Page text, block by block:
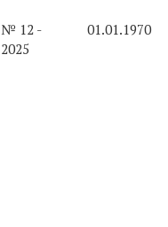
№ 12 -
2025
01.01.1970